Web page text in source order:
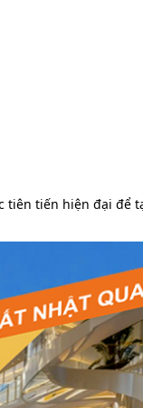
tiên tiến hiện đại để